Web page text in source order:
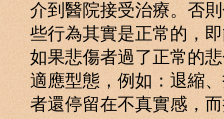
介到醫院接受治療。否
些行為其實是正常的，
如果悲傷者過了正常的
適應型態，例如：退縮
者還停留在不真實感，